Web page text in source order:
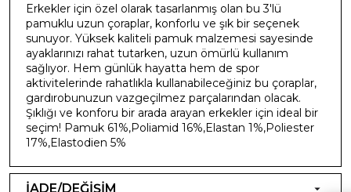
Erkekler için özel olarak tasarlanmış olan bu 3'lü
pamuklu uzun çoraplar, konforlu ve şık bir seçenek
sunuyor. Yüksek kaliteli pamuk malzemesi sayesinde
ayaklarınızı rahat tutarken, uzun ömürlü kullanım
sağlıyor. Hem günlük hayatta hem de spor
aktivitelerinde rahatlıkla kullanabileceğiniz bu çoraplar,
gardırobunuzun vazgeçilmez parçalarından olacak.
Şıklığı ve konforu bir arada arayan erkekler için ideal bir
seçim! Pamuk 61%,Poliamid 16%,Elastan 1%,Poliester
17%,Elastodien 5%
İADE/DEĞİŞİM